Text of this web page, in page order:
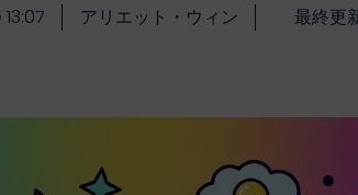
13:07 アリエット・ウィン 最終更